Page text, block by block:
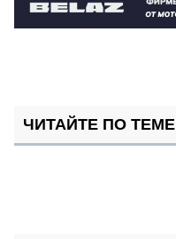
ЧИТАЙТЕ ПО ТЕМЕ